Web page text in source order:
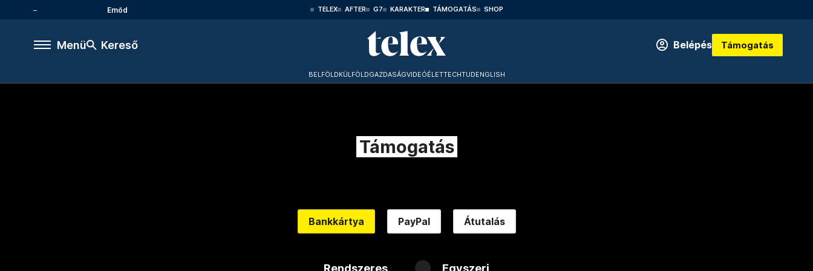
Emőd TELEX AFTER G7 KARAKTER TÁMOGATÁS SHOP
Menü Kereső Belépés Támogatás
BELFÖLDKÜLFÖLDGAZDASÁGVIDEÓÉLETTECHTUDENGLISH
Támogatás
Bankkártya PayPal Átutalás
Rendszeres Egyszeri